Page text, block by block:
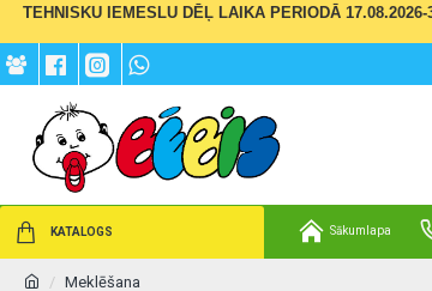
TEHNISKU IEMESLU DĒĻ LAIKA PERIODĀ
KATALOGS Sākumlapa
Meklēšana